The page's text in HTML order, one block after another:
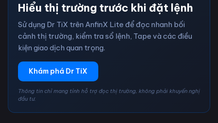
Hiểu thị trường trước khi đặt lệnh
Sử dụng Dr TiX trên AnfinX Lite để đọc nhanh bối
cảnh thị trường, kiểm tra sổ lệnh, Tape và các điều
kiện giao dịch quan trọng.
Khám phá Dr TiX
Thông tin chỉ mang tính hỗ trợ đọc thị trường, không phải khuyến nghị
đầu tư.